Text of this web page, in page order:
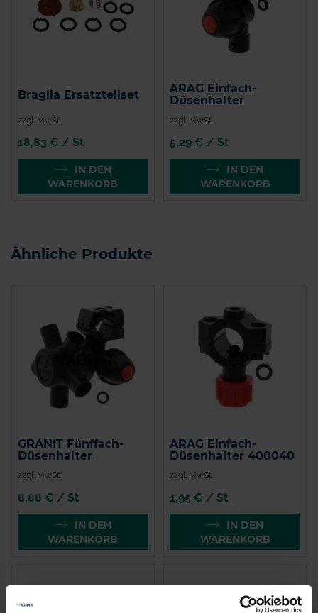
Braglia Ersatzteilset
zzgl. MwSt.
18,83 € / St
IN DEN
WARENKORB
ARAG Einfach-
Düsenhalter
zzgl. MwSt.
5,29 € / St
IN DEN
WARENKORB
Ähnliche Produkte
GRANIT Fünffach-
Düsenhalter
zzgl. MwSt.
8,88 € / St
IN DEN
WARENKORB
ARAG Einfach-
Düsenhalter 400040
zzgl. MwSt.
1,95 € / St
IN DEN
WARENKORB